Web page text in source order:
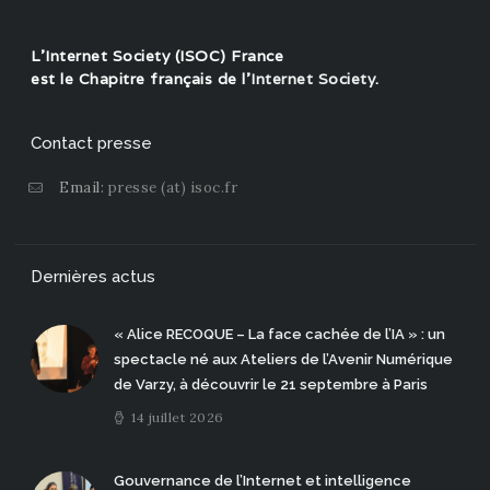
L'Internet Society (ISOC) France
est le Chapitre français de l'Internet Society.
Contact presse
Email: presse (at) isoc.fr
Dernières actus
« Alice RECOQUE – La face cachée de l’IA » : un
spectacle né aux Ateliers de l’Avenir Numérique
de Varzy, à découvrir le 21 septembre à Paris
14 juillet 2026
Gouvernance de l’Internet et intelligence